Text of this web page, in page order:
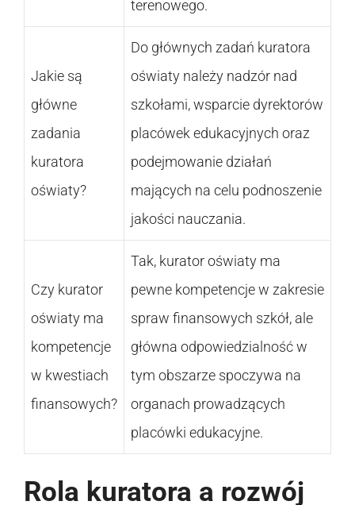
terenowego.
Jakie są
główne
zadania
kuratora
oświaty?
Do głównych zadań kuratora
oświaty należy nadzór nad
szkołami, wsparcie dyrektorów
placówek edukacyjnych oraz
podejmowanie działań
mających na celu podnoszenie
jakości nauczania.
Czy kurator
oświaty ma
kompetencje
w kwestiach
finansowych?
Tak, kurator oświaty ma
pewne kompetencje w zakresie
spraw finansowych szkół, ale
główna odpowiedzialność w
tym obszarze spoczywa na
organach prowadzących
placówki edukacyjne.
Rola kuratora a rozwój